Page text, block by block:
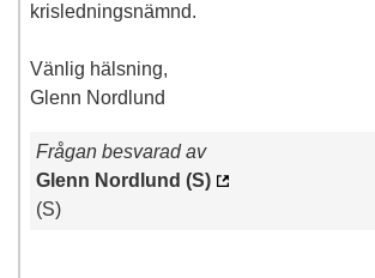
krisledningsnämnd.
Vänlig hälsning,
Glenn Nordlund
Frågan besvarad av
Glenn Nordlund (S)
(S)